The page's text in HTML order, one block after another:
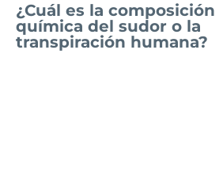
¿Cuál es la composición
química del sudor o la
transpiración humana?